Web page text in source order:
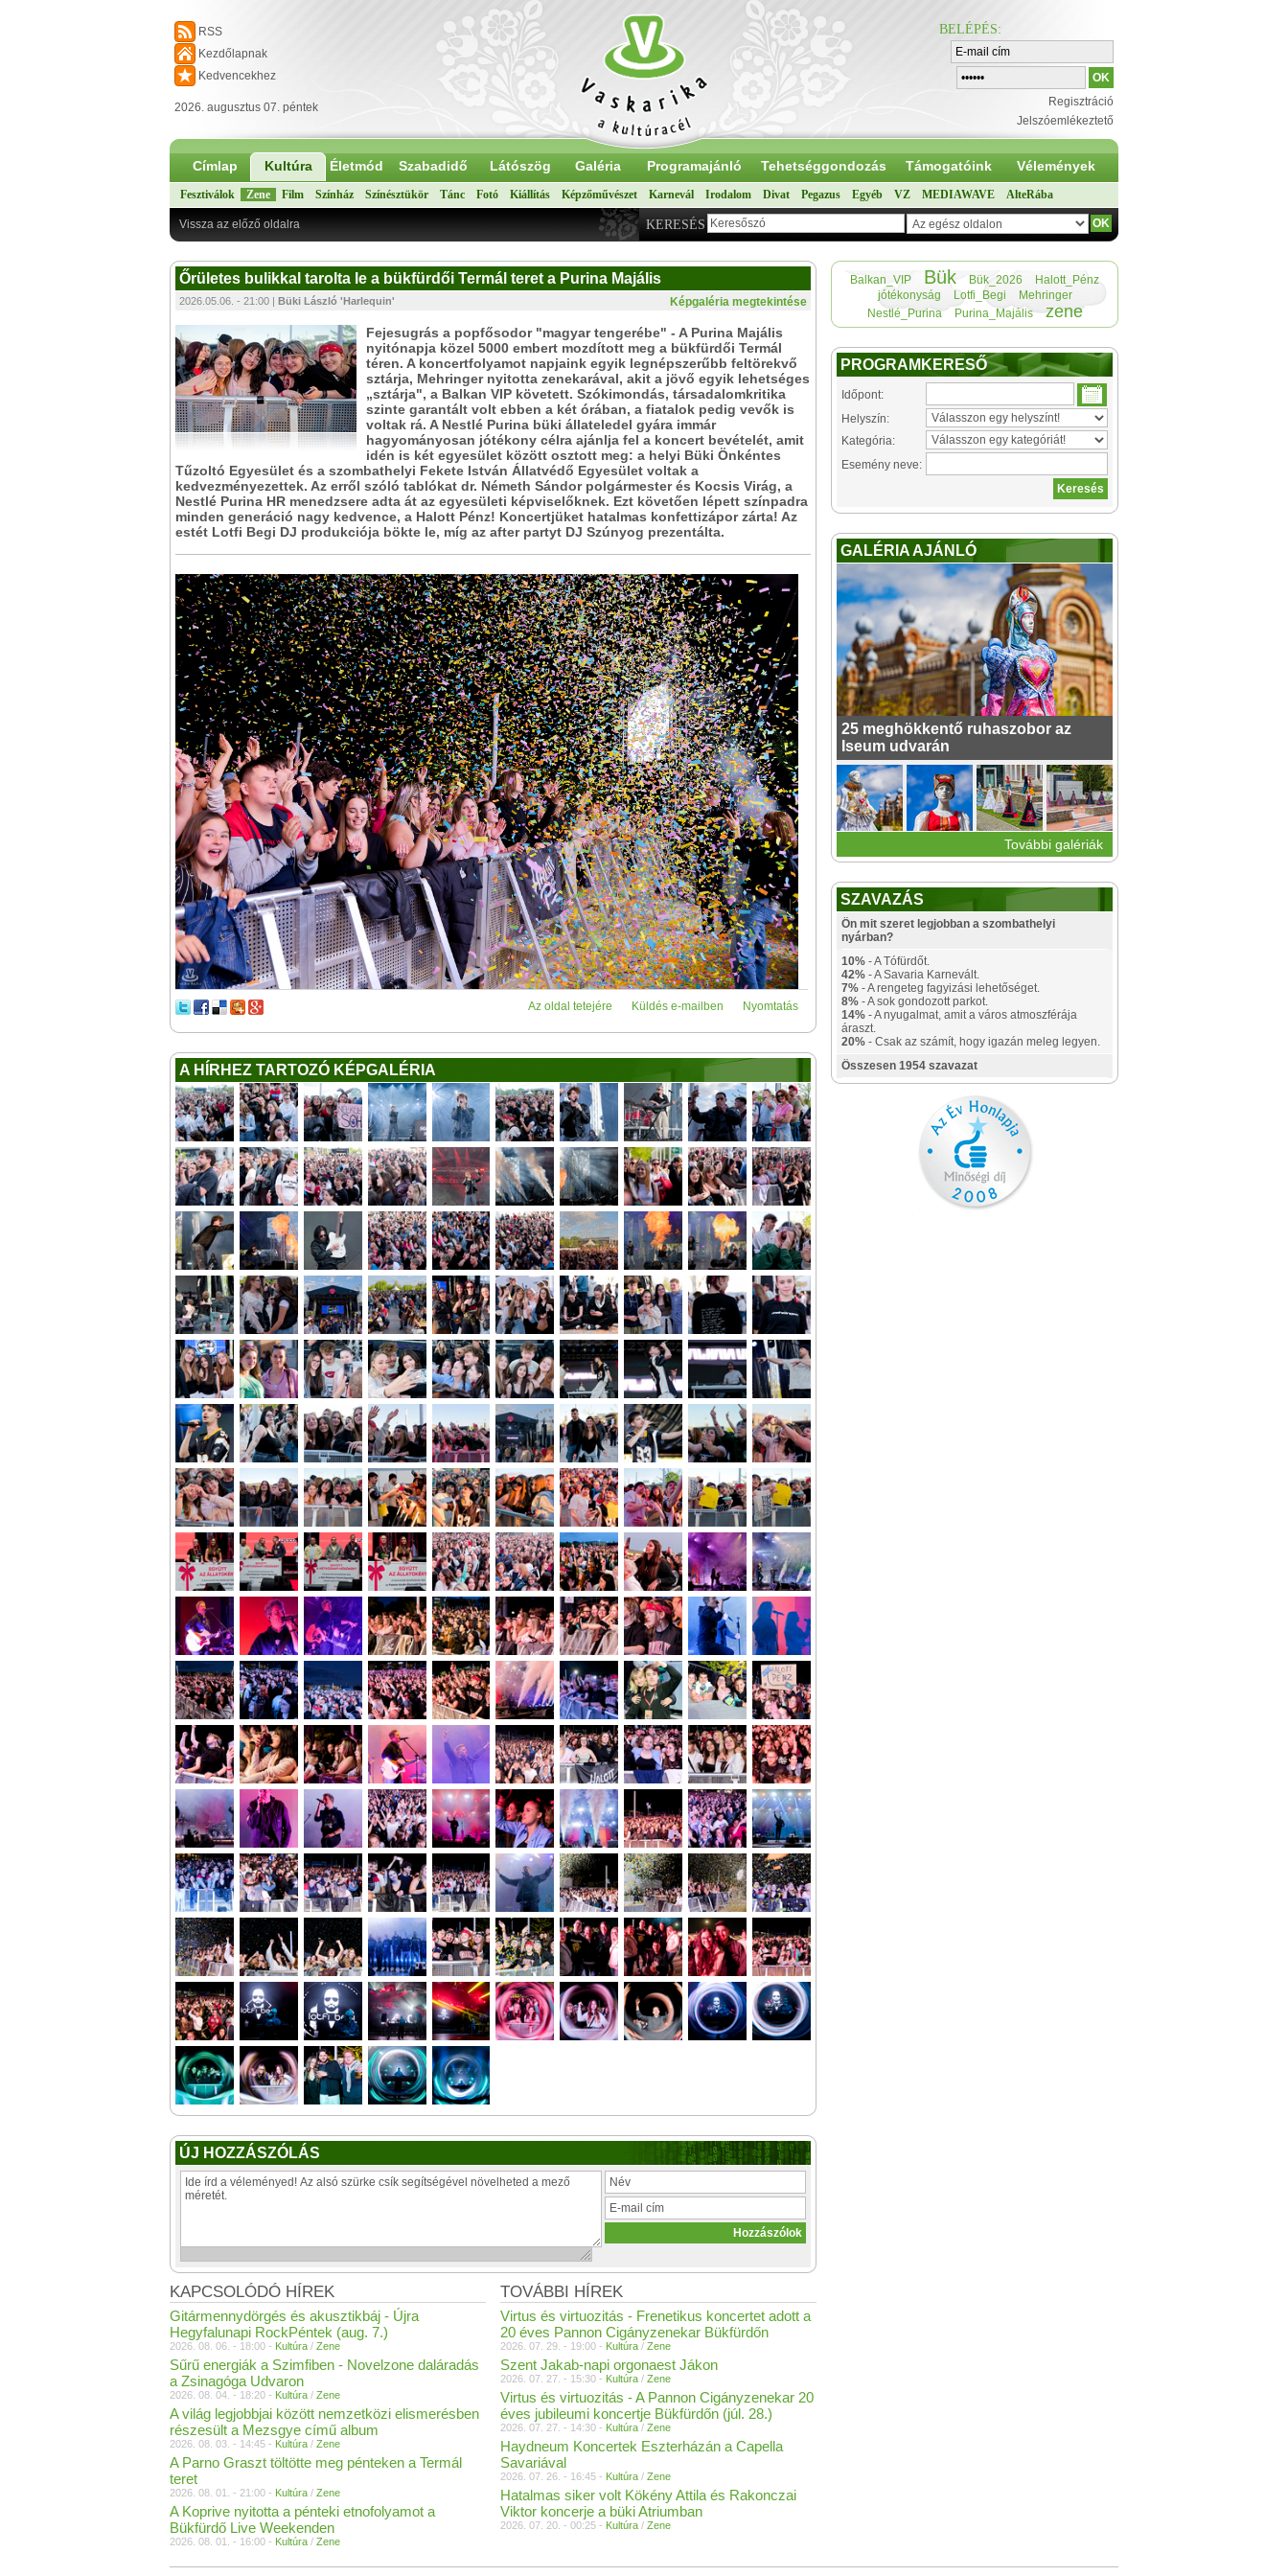
RSS
Kezdőlapnak
Kedvencekhez
2026. augusztus 07. péntek
BELÉPÉS:
Regisztráció
Jelszóemlékeztető
Címlap Kultúra Életmód Szabadidő Látószög Galéria Programajánló Tehetséggondozás Támogatóink Vélemények
Fesztiválok Zene Film Színház Színésztükör Tánc Fotó Kiállítás Képzőművészet Karnevál Irodalom Divat Pegazus Egyéb VZ MEDIAWAVE AlteRába
KERESÉS
Vissza az előző oldalra
Őrületes bulikkal tarolta le a bükfürdői Termál teret a Purina Majális
Képgaléria megtekintése
2026.05.06. - 21:00 | Büki László 'Harlequin'
Fejesugrás a popfősodor "magyar tengerébe" - A Purina Majális
nyitónapja közel 5000 embert mozdított meg a bükfürdői Termál
téren. A koncertfolyamot napjaink egyik legnépszerűbb feltörekvő
sztárja, Mehringer nyitotta zenekarával, akit a jövő egyik lehetséges
„sztárja", a Balkan VIP követett. Szókimondás, társadalomkritika
szinte garantált volt ebben a két órában, a fiatalok pedig vevők is
voltak rá. A Nestlé Purina büki állateledel gyára immár
hagyományosan jótékony célra ajánlja fel a koncert bevételét, amit
idén is két egyesület között osztott meg: a helyi Büki Önkéntes
Tűzoltó Egyesület és a szombathelyi Fekete István Állatvédő Egyesület voltak a
kedvezményezettek. Az erről szóló tablókat dr. Németh Sándor polgármester és Kocsis Virág, a
Nestlé Purina HR menedzsere adta át az egyesületi képviselőknek. Ezt követően lépett színpadra
minden generáció nagy kedvence, a Halott Pénz! Koncertjüket hatalmas konfettizápor zárta! Az
estét Lotfi Begi DJ produkciója bökte le, míg az after partyt DJ Szúnyog prezentálta.
Nyomtatás
Küldés e-mailben
Az oldal tetejére
A HÍRHEZ TARTOZÓ KÉPGALÉRIA
ÚJ HOZZÁSZÓLÁS
TOVÁBBI HÍREK
Virtus és virtuozitás - Frenetikus koncertet adott a
20 éves Pannon Cigányzenekar Bükfürdőn
2026. 07. 29. - 19:00 - Kultúra / Zene
Szent Jakab-napi orgonaest Jákon
2026. 07. 27. - 15:30 - Kultúra / Zene
Virtus és virtuozitás - A Pannon Cigányzenekar 20
éves jubileumi koncertje Bükfürdőn (júl. 28.)
2026. 07. 27. - 14:30 - Kultúra / Zene
Haydneum Koncertek Eszterházán a Capella
Savariával
2026. 07. 26. - 16:45 - Kultúra / Zene
Hatalmas siker volt Kökény Attila és Rakonczai
Viktor koncerje a büki Atriumban
2026. 07. 20. - 00:25 - Kultúra / Zene
KAPCSOLÓDÓ HÍREK
Gitármennydörgés és akusztikbáj - Újra
Hegyfalunapi RockPéntek (aug. 7.)
2026. 08. 06. - 18:00 - Kultúra / Zene
Sűrű energiák a Szimfiben - Novelzone daláradás
a Zsinagóga Udvaron
2026. 08. 04. - 18:20 - Kultúra / Zene
A világ legjobbjai között nemzetközi elismerésben
részesült a Mezsgye című album
2026. 08. 03. - 14:45 - Kultúra / Zene
A Parno Graszt töltötte meg pénteken a Termál
teret
2026. 08. 01. - 21:00 - Kultúra / Zene
A Koprive nyitotta a pénteki etnofolyamot a
Bükfürdő Live Weekenden
2026. 08. 01. - 16:00 - Kultúra / Zene
Balkan_VIP Bük Bük_2026
Halott_Pénz
jótékonyság
Lotfi_Begi
Mehringer
Nestlé_Purina
Purina_Majális zene
PROGRAMKERESŐ
Időpont:
Helyszín:
Kategória:
Esemény neve:
GALÉRIA AJÁNLÓ
25 meghökkentő ruhaszobor az
Iseum udvarán
További galériák
SZAVAZÁS
Ön mit szeret legjobban a szombathelyi
nyárban?
10% - A Tófürdőt.
42% - A Savaria Karnevált.
7% - A rengeteg fagyizási lehetőséget.
8% - A sok gondozott parkot.
14% - A nyugalmat, amit a város atmoszférája
áraszt.
20% - Csak az számít, hogy igazán meleg legyen.
Összesen 1954 szavazat